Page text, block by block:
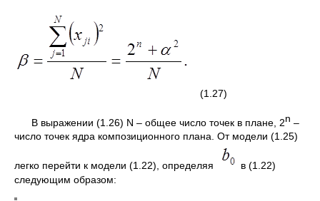
(1.27)
В выражении (1.26) N – общее число точек в плане, 2n –
число точек ядра композиционного плана. От модели (1.25)
легко перейти к модели (1.22), определяя
в (1.22)
следующим образом: